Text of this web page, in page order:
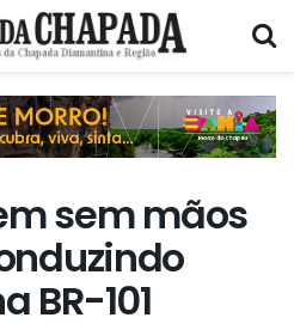
sem mãos
BR-101